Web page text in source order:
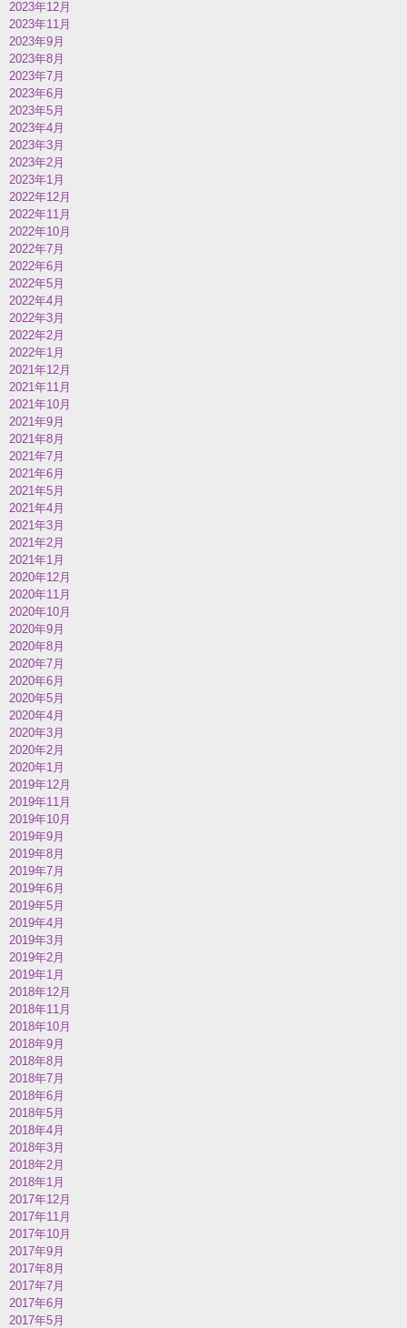
2023年12月
2023年11月
2023年9月
2023年8月
2023年7月
2023年6月
2023年5月
2023年4月
2023年3月
2023年2月
2023年1月
2022年12月
2022年11月
2022年10月
2022年7月
2022年6月
2022年5月
2022年4月
2022年3月
2022年2月
2022年1月
2021年12月
2021年11月
2021年10月
2021年9月
2021年8月
2021年7月
2021年6月
2021年5月
2021年4月
2021年3月
2021年2月
2021年1月
2020年12月
2020年11月
2020年10月
2020年9月
2020年8月
2020年7月
2020年6月
2020年5月
2020年4月
2020年3月
2020年2月
2020年1月
2019年12月
2019年11月
2019年10月
2019年9月
2019年8月
2019年7月
2019年6月
2019年5月
2019年4月
2019年3月
2019年2月
2019年1月
2018年12月
2018年11月
2018年10月
2018年9月
2018年8月
2018年7月
2018年6月
2018年5月
2018年4月
2018年3月
2018年2月
2018年1月
2017年12月
2017年11月
2017年10月
2017年9月
2017年8月
2017年7月
2017年6月
2017年5月